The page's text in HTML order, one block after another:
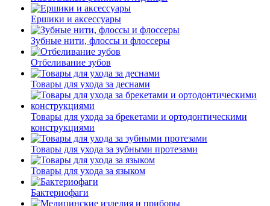
Ершики и аксессуары
Зубные нити, флоссы и флоссеры
Отбеливание зубов
Товары для ухода за деснами
Товары для ухода за брекетами и ортодонтическими
конструкциями
Товары для ухода за зубными протезами
Товары для ухода за языком
Бактериофаги